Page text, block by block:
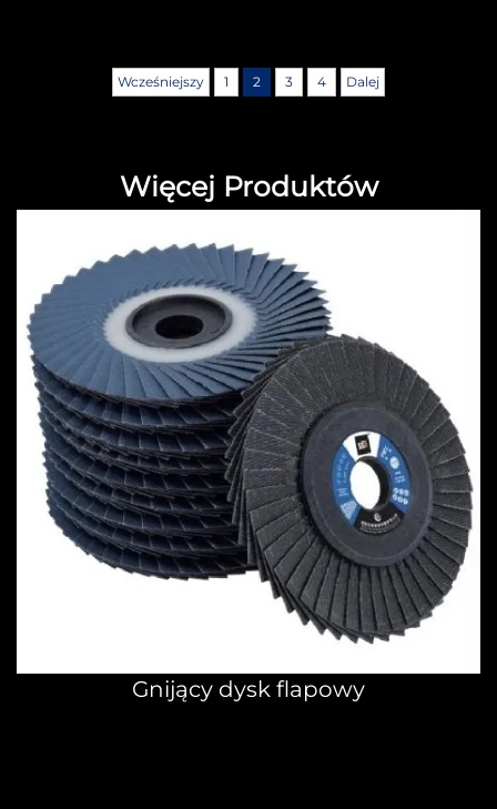
Wcześniejszy 1 2 3 4 Dalej
Więcej Produktów
Gnijący dysk flapowy